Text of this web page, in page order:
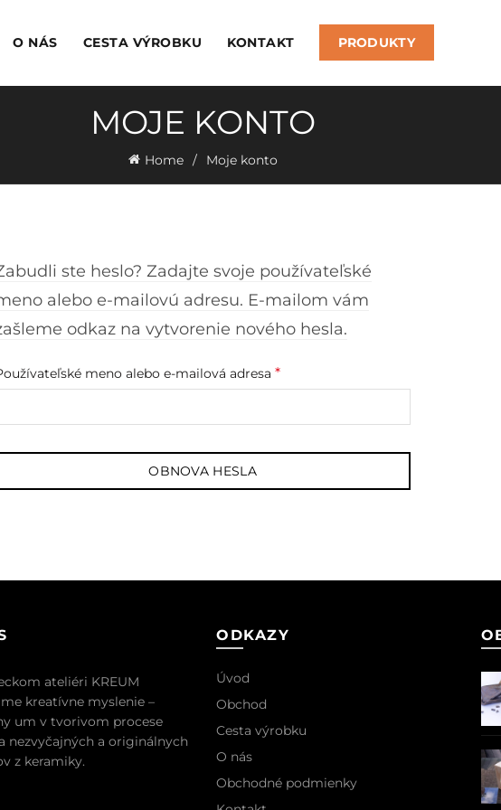
O NÁS CESTA VÝROBKU KONTAKT PRODUKTY
MOJE KONTO
Home Moje konto
ste heslo? Zadajte svoje používateľské
alebo e-mailovú adresu. E-mailom vám
odkaz na vytvorenie nového hesla.
meno alebo e-mailová adresa *Povinné
OBNOVA HESLA
ateliéri KREUM
kreatívne myslenie –
um v tvorivom procese
nezvyčajných a originálnych
z keramiky.
ODKAZY
Úvod
Obchod
Cesta výrobku
O nás
Obchodné podmienky